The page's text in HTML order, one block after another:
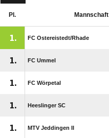
Pl. Mannschaft
1. FC Ostereistedt/​Rhade
1. FC Ummel
1. FC Wörpetal
1. Heeslinger SC
1. MTV Jeddingen II